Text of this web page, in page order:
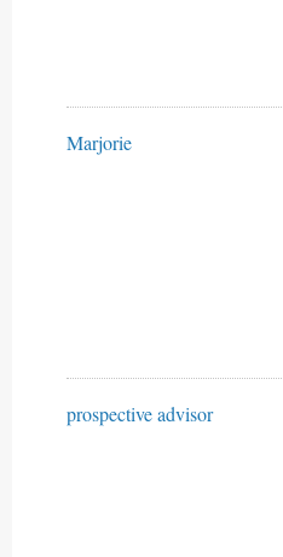
Marjorie
prospective advisor